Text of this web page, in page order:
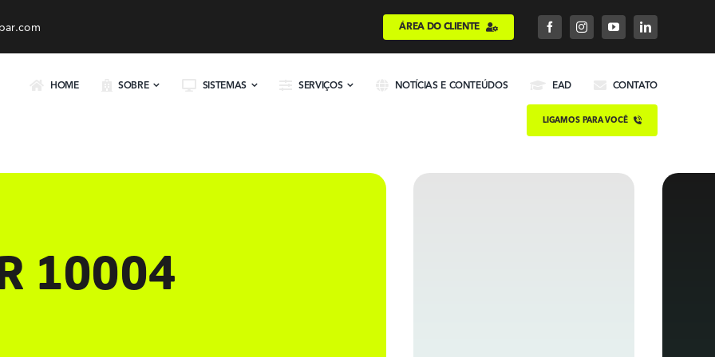
ÁREA DO CLIENTE
HOME SOBRE SISTEMAS SERVIÇOS NOTÍCIAS E CONTEÚDOS EAD CONTATO
LIGAMOS PARA VOCÊ
10004